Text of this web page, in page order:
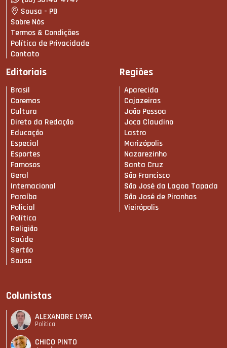
Sousa - PB
Sobre Nós
Termos & Condições
Política de Privacidade
Contato
Editoriais
Brasil
Coremas
Cultura
Direto da Redação
Educação
Especial
Esportes
Famosos
Geral
Internacional
Paraíba
Policial
Política
Religião
Saúde
Sertão
Sousa
Regiões
Aparecida
Cajazeiras
João Pessoa
Joca Claudino
Lastro
Marizópolis
Nazarezinho
Santa Cruz
São Francisco
São José da Lagoa Tapada
São José de Piranhas
Vieirópolis
Colunistas
ALEXANDRE LYRA
Política
CHICO PINTO